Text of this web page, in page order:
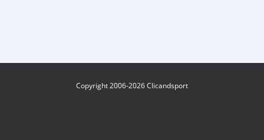
Copyright 2006-2026 Clicandsport